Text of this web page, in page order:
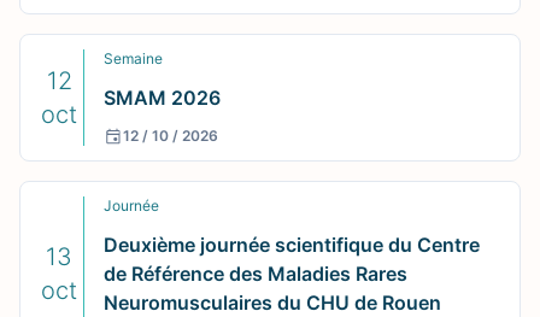
12
oct
Semaine
SMAM 2026
12 / 10 / 2026
13
oct
Journée
Deuxième journée scientifique du Centre
de Référence des Maladies Rares
Neuromusculaires du CHU de Rouen